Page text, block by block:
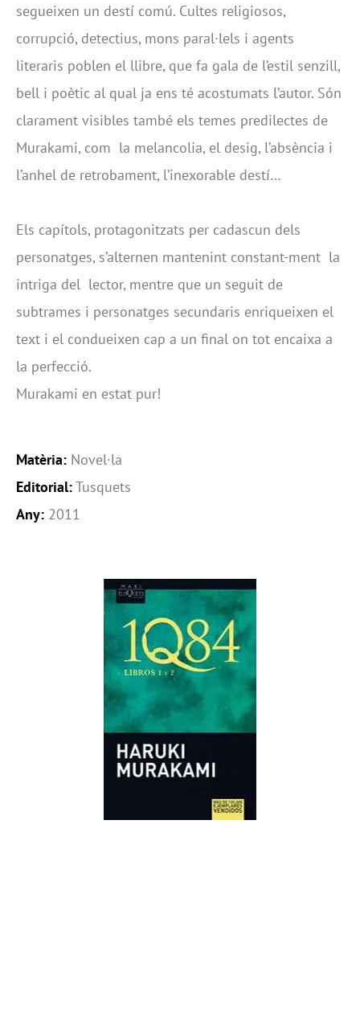
segueixen un destí comú. Cultes religiosos,
corrupció, detectius, mons paral·lels i agents
literaris poblen el llibre, que fa gala de l’estil senzill,
bell i poètic al qual ja ens té acostumats l’autor. Són
clarament visibles també els temes predilectes de
Murakami, com la melancolia, el desig, l’absència i
l’anhel de retrobament, l’inexorable destí…
Els capítols, protagonitzats per cadascun dels
personatges, s’alternen mantenint constant-ment la
intriga del lector, mentre que un seguit de
subtrames i personatges secundaris enriqueixen el
text i el condueixen cap a un final on tot encaixa a
la perfecció.
Murakami en estat pur!
Matèria: Novel·la
Editorial:Tusquets
Any: 2011